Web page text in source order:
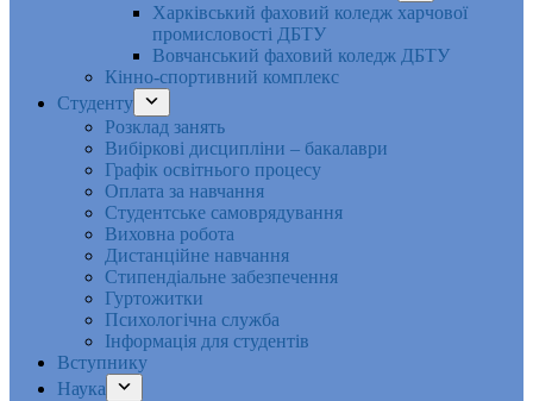
Харківський фаховий коледж харчової
промисловості ДБТУ
Вовчанський фаховий коледж ДБТУ
Кінно-спортивний комплекс
Студенту
Розклад занять
Вибіркові дисципліни – бакалаври
Графік освітнього процесу
Оплата за навчання
Студентське самоврядування
Виховна робота
Дистанційне навчання
Стипендіальне забезпечення
Гуртожитки
Психологічна служба
Інформація для студентів
Вступнику
Наука